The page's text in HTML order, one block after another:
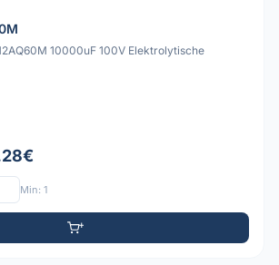
10000uF 100V Elektrolytische
Min: 1